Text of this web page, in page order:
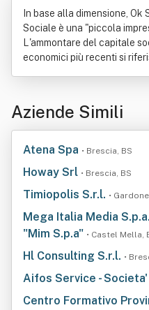
In base alla dimensione, Ok
Sociale è una "piccola
L'ammontare del capitale
economici più recenti si
Aziende Simili
Atena Spa • Brescia, BS
Howay Srl • Brescia, BS
Timiopolis S.r.l. •
Mega Italia Media
"Mim S.p.a" • Castel Mella,
Hl Consulting S.r.l. •
Aifos Service -
Centro Formativo